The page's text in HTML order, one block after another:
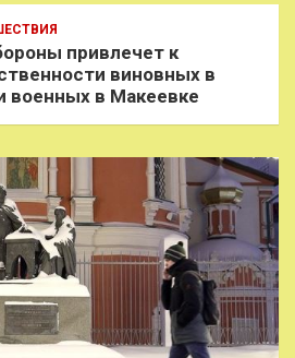
привлечет к
виновных в
военных в Макеевке